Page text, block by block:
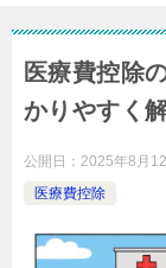
医療費控除
かりやすく
公開日： 2025年8月
医療費控除